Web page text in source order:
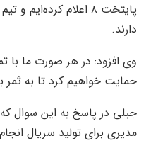
پایتخت ۸ اعلام
دارند.
حمایت خواهیم کرد تا به ثمر
جبلی در پاسخ به این سوال که
مدیری برای تولید سریال